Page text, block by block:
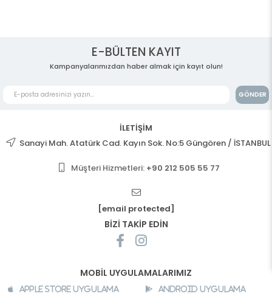
E-BÜLTEN KAYIT
Kampanyalarımızdan haber almak için kayıt olun!
GÖNDER
İLETİŞİM
Sanayi Mah. Atatürk Cad. Kayın Sok. No:5 Güngören / İSTANBUL
Müşteri Hizmetleri: +90 212 505 55 77
[email protected]
BİZİ TAKİP EDİN
MOBİL UYGULAMALARIMIZ
Apple Store Uygulama Android Uygulama